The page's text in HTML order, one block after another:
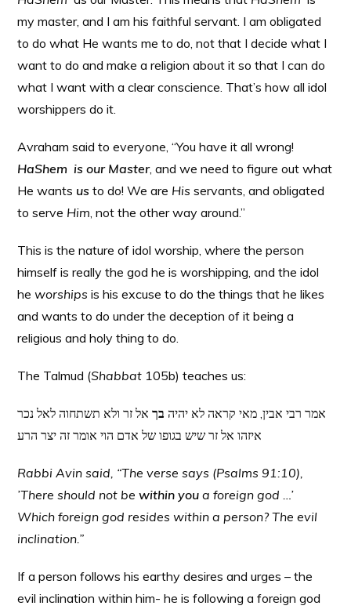
my master, and I am his faithful servant. I am obligated
to do what He wants me to do, not that I decide what I
want to do and make a religion about it so that I can do
what I want with a clear conscience. That’s how all idol
worshippers do it.
Avraham said to everyone, “You have it all wrong!
HaShem is our Master, and we need to figure out what
He wants us to do! We are His servants, and obligated
to serve Him, not the other way around.”
This is the nature of idol worship, where the person
himself is really the god he is worshipping, and the idol
heworships is his excuse to do the things that he likes
and wants to do under the deception of it being a
religious and holy thing to do.
The Talmud (Shabbat 105b) teaches us:
אמר רבי אבין, מאי קראה לא יהיה בךאל זר ולא תשתחוה לאל נכר
איזהו אל זר שיש בגופו של אדם הוי אומר זה יצר הרע
Rabbi Avin said, “The verse says (Psalms 91:10),
’There should not bewithin you a foreign god …’
Which foreign god resides within a person? The evil
inclination.”
If a person follows his earthy desires and urges – the
evil inclination within him- he is following a foreign god